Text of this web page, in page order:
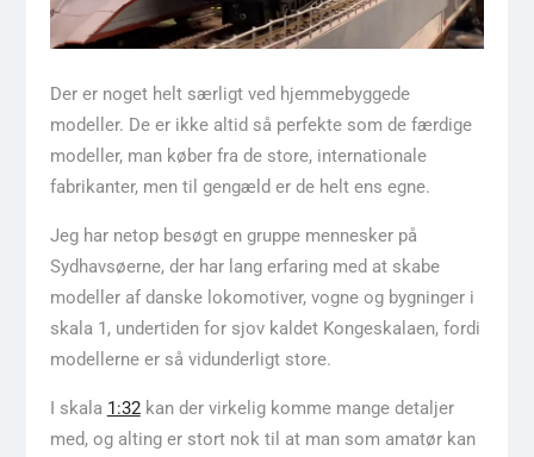
Der er noget helt særligt ved hjemmebyggede
modeller. De er ikke altid så perfekte som de færdige
modeller, man køber fra de store, internationale
fabrikanter, men til gengæld er de helt ens egne.
Jeg har netop besøgt en gruppe mennesker på
Sydhavsøerne, der har lang erfaring med at skabe
modeller af danske lokomotiver, vogne og bygninger i
skala 1, undertiden for sjov kaldet Kongeskalaen, fordi
modellerne er så vidunderligt store.
I skala 1:32kan der virkelig komme mange detaljer
med, og alting er stort nok til at man som amatør kan